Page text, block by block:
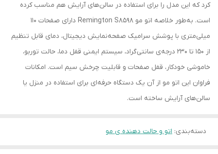
کرد که این مدل را برای استفاده در سالن‌های آرایش هم مناسب کرده
است. به‌طور خلاصه اتو مو Remington S8598 دارای صفحات 110
میلی‌متری با پوشش سرامیک صفحه‌نمایش دیجیتال، دمای قابل تنظیم
از 150 تا 230 درجه‌ی سانتی‌گراد، سیستم ایمنی قفل دما، حالت توربو،
خاموشی خودکار، قفل صفحات و قابلیت چرخش سیم است. امکانات
فراوان این اتو مو از آن یک دستگاه حرفه‌ای برای استفاده در منزل یا
سالن‌های آرایش ساخته است.
دسته‌بندی: اتو و حالت دهنده ی مو